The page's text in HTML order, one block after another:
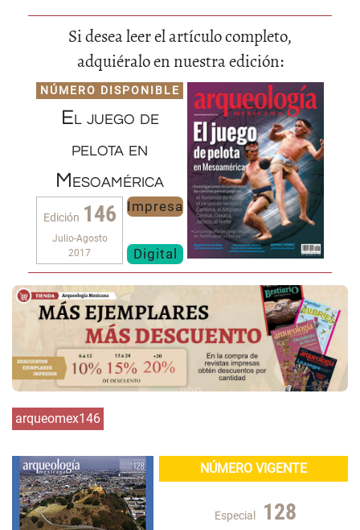
Si desea leer el artículo completo,
adquiéralo en nuestra edición:
NÚMERO DISPONIBLE
El juego de
pelota en
Mesoamérica
Edición 146
Julio-Agosto
2017
Impresa
Digital
arqueomex146
NÚMERO VIGENTE
Especial 128